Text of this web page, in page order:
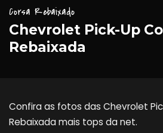
Corsa Rebaixado
Chevrolet Pick-Up
Rebaixada
Confira as fotos das Chevrolet
Rebaixada mais tops da net.